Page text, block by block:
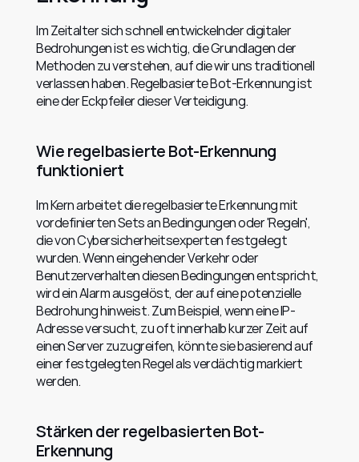
Im Zeitalter sich schnell entwickelnder digitaler
Bedrohungen ist es wichtig, die Grundlagen der
Methoden zu verstehen, auf die wir uns traditionell
verlassen haben. Regelbasierte Bot-Erkennung ist
eine der Eckpfeiler dieser Verteidigung.
Wie regelbasierte Bot-Erkennung
funktioniert
Im Kern arbeitet die regelbasierte Erkennung mit
vordefinierten Sets an Bedingungen oder 'Regeln',
die von Cybersicherheitsexperten festgelegt
wurden. Wenn eingehender Verkehr oder
Benutzerverhalten diesen Bedingungen entspricht,
wird ein Alarm ausgelöst, der auf eine potenzielle
Bedrohung hinweist. Zum Beispiel, wenn eine IP-
Adresse versucht, zu oft innerhalb kurzer Zeit auf
einen Server zuzugreifen, könnte sie basierend auf
einer festgelegten Regel als verdächtig markiert
werden.
Stärken der regelbasierten Bot-
Erkennung